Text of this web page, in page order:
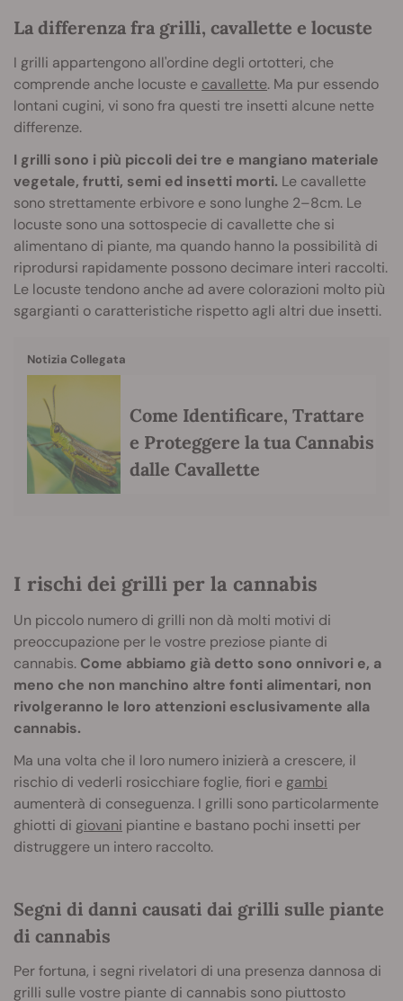
La differenza fra grilli, cavallette e locuste
I grilli appartengono all'ordine degli ortotteri, che
comprende anche locuste e cavallette. Ma pur essendo
lontani cugini, vi sono fra questi tre insetti alcune nette
differenze.
I grilli sono i più piccoli dei tre e mangiano materiale
vegetale, frutti, semi ed insetti morti. Le cavallette
sono strettamente erbivore e sono lunghe 2–8cm. Le
locuste sono una sottospecie di cavallette che si
alimentano di piante, ma quando hanno la possibilità di
riprodursi rapidamente possono decimare interi raccolti.
Le locuste tendono anche ad avere colorazioni molto più
sgargianti o caratteristiche rispetto agli altri due insetti.
Notizia Collegata
Come Identificare, Trattare
e Proteggere la tua Cannabis
dalle Cavallette
I rischi dei grilli per la cannabis
Un piccolo numero di grilli non dà molti motivi di
preoccupazione per le vostre preziose piante di
cannabis. Come abbiamo già detto sono onnivori e, a
meno che non manchino altre fonti alimentari, non
rivolgeranno le loro attenzioni esclusivamente alla
cannabis.
Ma una volta che il loro numero inizierà a crescere, il
rischio di vederli rosicchiare foglie, fiori e gambi
aumenterà di conseguenza. I grilli sono particolarmente
ghiotti di giovani piantine e bastano pochi insetti per
distruggere un intero raccolto.
Segni di danni causati dai grilli sulle piante
di cannabis
Per fortuna, i segni rivelatori di una presenza dannosa di
grilli sulle vostre piante di cannabis sono piuttosto